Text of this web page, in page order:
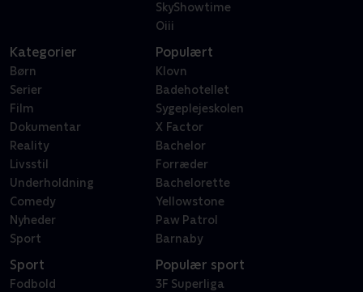
SkyShowtime
Oiii
Kategorier
Børn
Serier
Film
Dokumentar
Reality
Livsstil
Underholdning
Comedy
Nyheder
Sport
Populært
Klovn
Badehotellet
Sygeplejeskolen
X Factor
Bachelor
Forræder
Bachelorette
Yellowstone
Paw Patrol
Barnaby
Sport
Fodbold
Populær sport
3F Superliga